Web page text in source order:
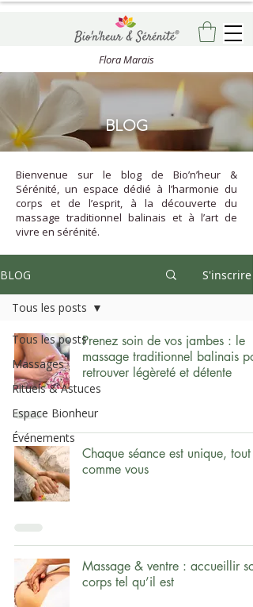
Flora Marais
BLOG
Bienvenue sur le blog de Bio’n’heur &
Sérénité, un espace dédié à l’harmonie du
corps et de l’esprit, à la découverte du
massage traditionnel balinais et à l’art de
vivre en sérénité.
BLOG S'inscrire
Tous les posts
Massages
Rituels & Astuces
Espace Bionheur
Événements
Tous les posts
Prenez soin de vos jambes : le
massage traditionnel balinais
retrouver légèreté et détente
Chaque séance est unique, tout
comme vous
Massage & ventre : accueillir son
corps tel qu’il est